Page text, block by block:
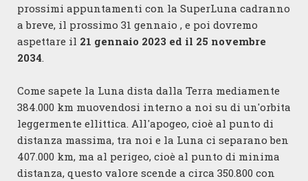
prossimi appuntamenti con la SuperLuna cadranno
a breve, il prossimo 31 gennaio , e poi dovremo
aspettare il 21 gennaio 2023 ed il 25 novembre
2034
Come sapete la Luna dista dalla Terra mediamente
384.000 km muovendosi interno a noi su di un'orbita
leggermente ellittica. All'apogeo, cioè al punto di
distanza massima, tra noi e la Luna ci separano ben
407.000 km, ma al perigeo, cioè al punto di minima
distanza, questo valore scende a circa 350.800 con